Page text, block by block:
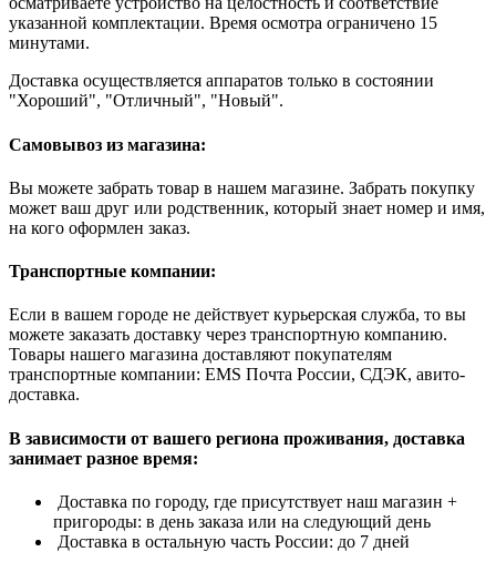
указанной комплектации. Время осмотра ограничено 15
минутами.
Доставка осуществляется аппаратов только в состоянии
"Хороший", "Отличный", "Новый".
Самовывоз из магазина:
Вы можете забрать товар в нашем магазине. Забрать покупку
может ваш друг или родственник, который знает номер и имя,
на кого оформлен заказ.
Транспортные компании:
Если в вашем городе не действует курьерская служба, то вы
можете заказать доставку через транспортную компанию.
Товары нашего магазина доставляют покупателям
транспортные компании: EMS Почта России, СДЭК, авито-
доставка.
В зависимости от вашего региона проживания, доставка
занимает разное время:
Доставка по городу, где присутствует наш магазин +
пригороды: в день заказа или на следующий день
Доставка в остальную часть России: до 7 дней